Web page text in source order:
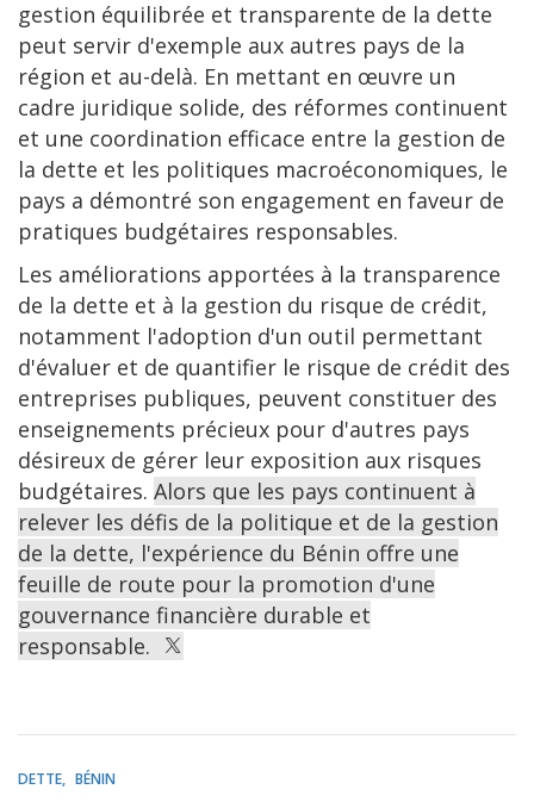
gestion équilibrée et transparente de la dette
peut servir d'exemple aux autres pays de la
région et au-delà. En mettant en œuvre un
cadre juridique solide, des réformes continuent
et une coordination efficace entre la gestion de
la dette et les politiques macroéconomiques, le
pays a démontré son engagement en faveur de
pratiques budgétaires responsables.
Les améliorations apportées à la transparence
de la dette et à la gestion du risque de crédit,
notamment l'adoption d'un outil permettant
d'évaluer et de quantifier le risque de crédit des
entreprises publiques, peuvent constituer des
enseignements précieux pour d'autres pays
désireux de gérer leur exposition aux risques
budgétaires. Alors que les pays continuent à
relever les défis de la politique et de la gestion
de la dette, l'expérience du Bénin offre une
feuille de route pour la promotion d'une
gouvernance financière durable et
responsable.
DETTE BÉNIN